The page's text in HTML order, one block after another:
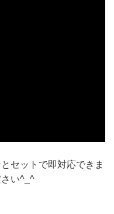
セットで即対応できま
い^_^